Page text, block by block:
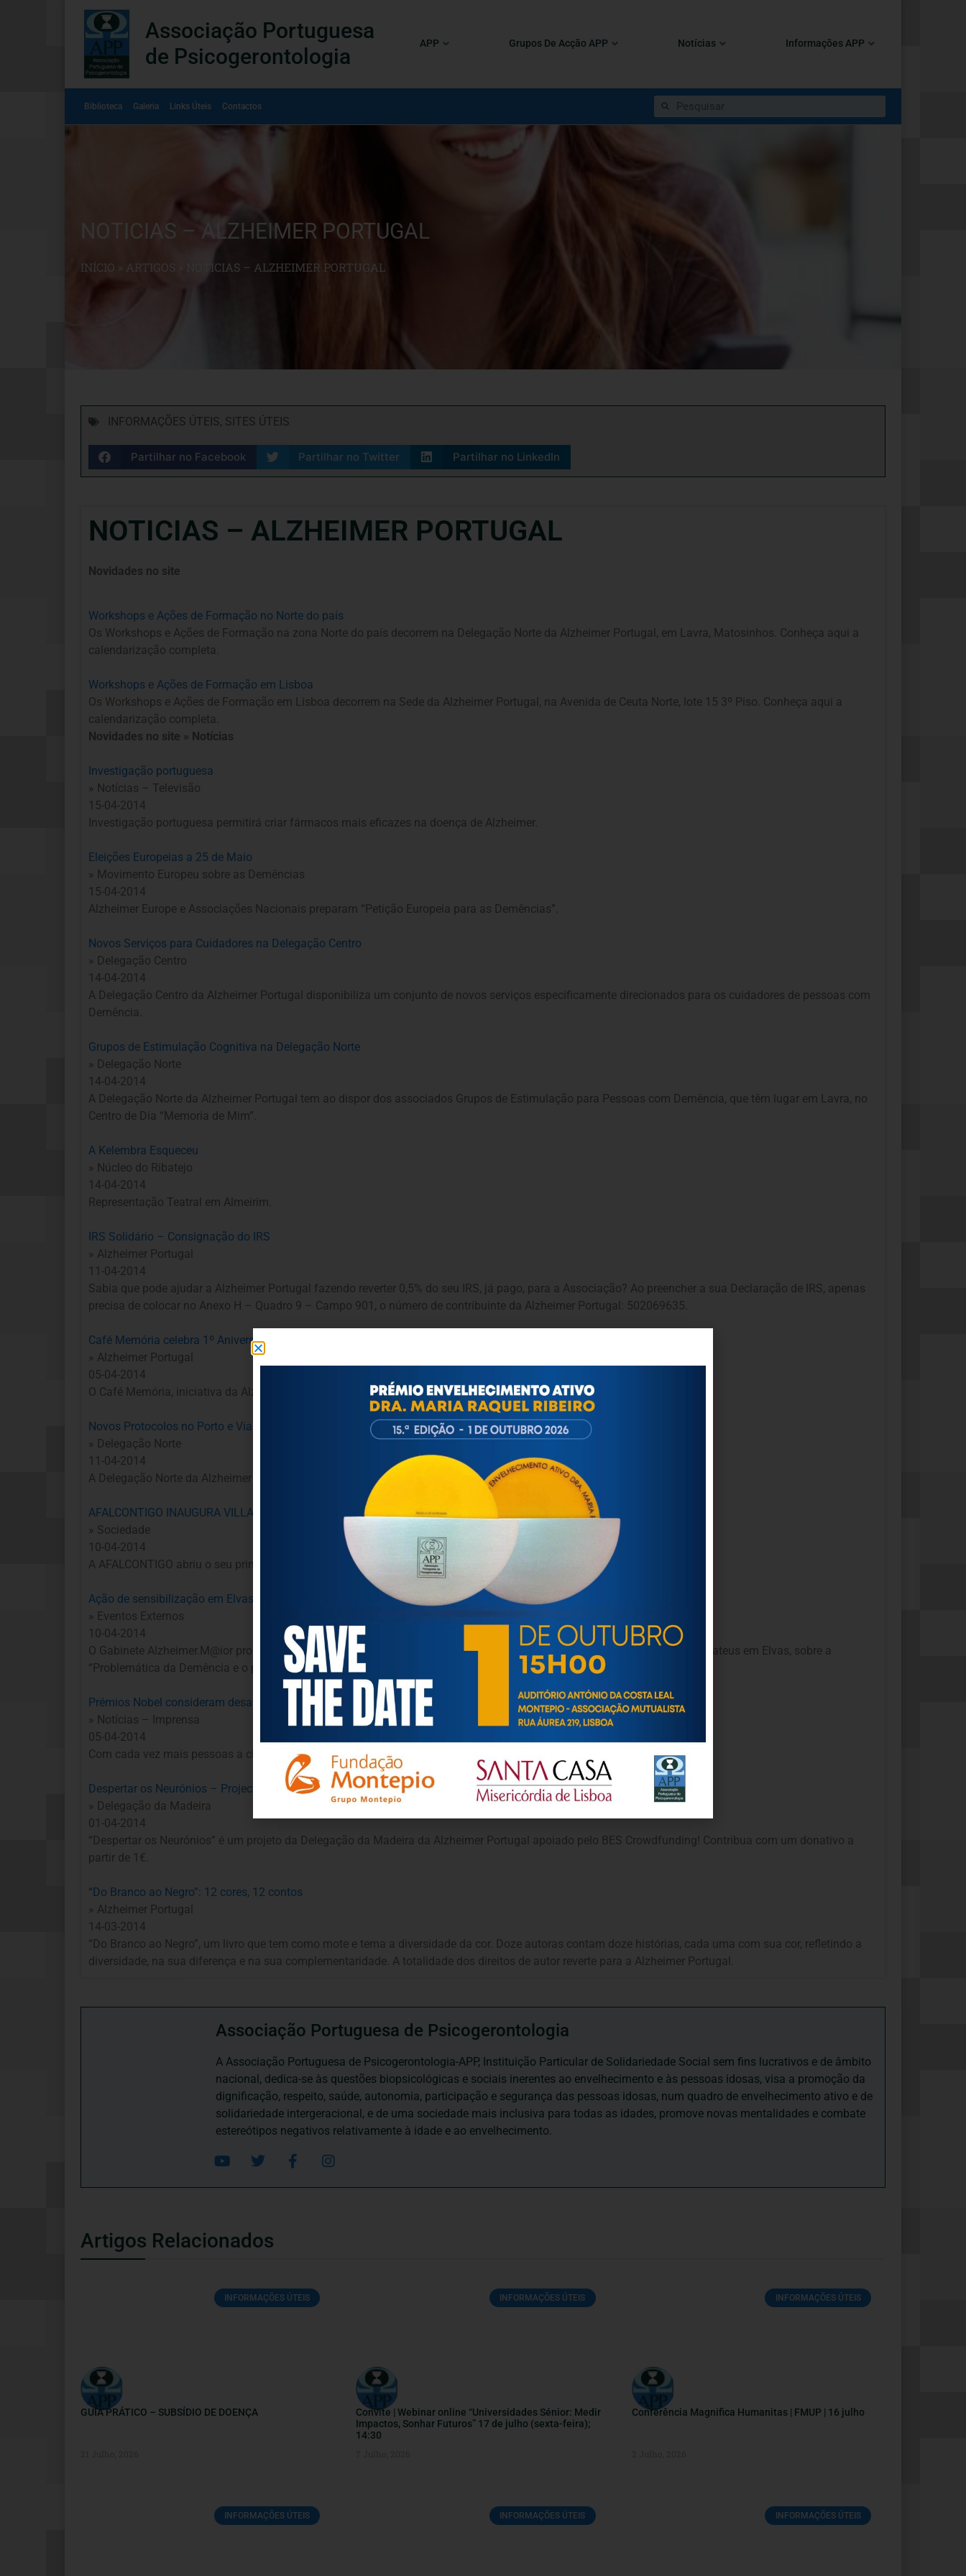
Associação Portuguesa
de Psicogerontologia
APP Grupos De Acção APP Notícias Informações APP
Biblioteca Galeria Links Úteis Contactos
NOTICIAS – ALZHEIMER PORTUGAL
INÍCIO » ARTIGOS NOTICIAS – ALZHEIMER PORTUGAL
INFORMAÇÕES ÚTEIS, SITES ÚTEIS
Partilhar no Facebook Partilhar no Twitter Partilhar no LinkedIn
NOTICIAS – ALZHEIMER PORTUGAL
Novidades no site
Workshops e Ações de Formação no Norte do país
Os Workshops e Ações de Formação na zona Norte do país decorrem na Delegação Norte da Alzheimer Portugal, em Lavra, Matosinhos. Conheça aqui a
calendarização completa.
Workshops e Ações de Formação em Lisboa
Os Workshops e Ações de Formação em Lisboa decorrem na Sede da Alzheimer Portugal, na Avenida de Ceuta Norte, lote 15 3º Piso. Conheça aqui a
calendarização completa.
Novidades no site » Notícias
Investigação portuguesa
» Notícias – Televisão
15-04-2014
Investigação portuguesa permitirá criar fármacos mais eficazes na doença de Alzheimer.
Eleições Europeias a 25 de Maio
» Movimento Europeu sobre as Demências
15-04-2014
Alzheimer Europe e Associações Nacionais preparam “Petição Europeia para as Demências”.
Novos Serviços para Cuidadores na Delegação Centro
» Delegação Centro
14-04-2014
A Delegação Centro da Alzheimer Portugal disponibiliza um conjunto de novos serviços especificamente direcionados para os cuidadores de pessoas com
Demência.
Grupos de Estimulação Cognitiva na Delegação Norte
» Delegação Norte
14-04-2014
A Delegação Norte da Alzheimer Portugal tem ao dispor dos associados Grupos de Estimulação para Pessoas com Demência, que têm lugar em Lavra, no
Centro de Dia “Memoria de Mim”.
A Kelembra Esqueceu
» Núcleo do Ribatejo
14-04-2014
Representação Teatral em Almeirim.
IRS Solidário – Consignação do IRS
» Alzheimer Portugal
11-04-2014
Sabia que pode ajudar a Alzheimer Portugal fazendo reverter 0,5% do seu IRS, já pago, para a Associação? Ao preencher a sua Declaração de IRS, apenas
precisa de colocar no Anexo H – Quadro 9 – Campo 901, o número de contribuinte da Alzheimer Portugal: 502069635.
Café Memória celebra 1º Aniversário
» Alzheimer Portugal
05-04-2014
O Café Memória, iniciativa da Alzheimer Portugal e da Sonae Sierra, mobilizou num ano 400 participantes.
Novos Protocolos no Porto e Viana do Castelo
» Delegação Norte
11-04-2014
A Delegação Norte da Alzheimer Portugal celebrou novos protocolos com benefícios para todos os associados.
AFALCONTIGO INAUGURA VILLAFAL
» Sociedade
10-04-2014
A AFALCONTIGO abriu o seu primeiro equipamento específico para pessoas com Demência.
Ação de sensibilização em Elvas
» Eventos Externos
10-04-2014
O Gabinete Alzheimer.M@ior promoveu, no passado dia 8 de Abril, uma ação de sensibilização que decorreu no Cine São Mateus em Elvas, sobre a
“Problemática da Demência e o papel do Gabinete
Alzheimer.M@ior
Prémios Nobel consideram desafio as doenças associadas ao envelhecimento
» Notícias – Imprensa
05-04-2014
Com cada vez mais pessoas a chegarem aos 100 anos e a ultrapassarem essa idade “as demências” vão aumentar.
Despertar os Neurónios – Projecto Crowdfunding
» Delegação da Madeira
01-04-2014
“Despertar os Neurónios” é um projeto da Delegação da Madeira da Alzheimer Portugal apoiado pelo BES Crowdfunding! Contribua com um donativo a
partir de 1€.
“Do Branco ao Negro”: 12 cores, 12 contos
» Alzheimer Portugal
14-03-2014
“Do Branco ao Negro”, um livro que tem como mote e tema a diversidade da cor. Doze autoras contam doze histórias, cada uma com sua cor, refletindo a
diversidade, na sua diferença e na sua complementaridade. A totalidade dos direitos de autor reverte para a Alzheimer Portugal.
Associação Portuguesa de Psicogerontologia
A Associação Portuguesa de Psicogerontologia-APP, Instituição Particular de Solidariedade Social sem fins lucrativos e de âmbito
nacional, dedica-se às questões biopsicológicas e sociais inerentes ao envelhecimento e às pessoas idosas, visa a promoção da
dignificação, respeito, saúde, autonomia, participação e segurança das pessoas idosas, num quadro de envelhecimento ativo e de
solidariedade intergeracional, e de uma sociedade mais inclusiva para todas as idades, promove novas mentalidades e combate
estereótipos negativos relativamente à idade e ao envelhecimento.
Artigos Relacionados
INFORMAÇÕES ÚTEIS
GUIA PRÁTICO – SUBSÍDIO DE DOENÇA
INFORMAÇÕES ÚTEIS
Convite | Webinar online “Universidades Sénior: Medir
Impactos, Sonhar Futuros” 17 de julho (sexta-feira);
14:30
INFORMAÇÕES ÚTEIS
Conferência Magnifica Humanitas | FMUP | 16 julho
INFORMAÇÕES ÚTEIS INFORMAÇÕES ÚTEIS INFORMAÇÕES ÚTEIS